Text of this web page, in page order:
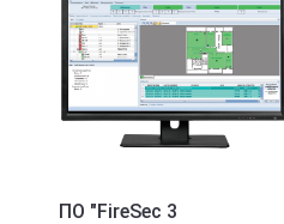
ПО "FireSec 3